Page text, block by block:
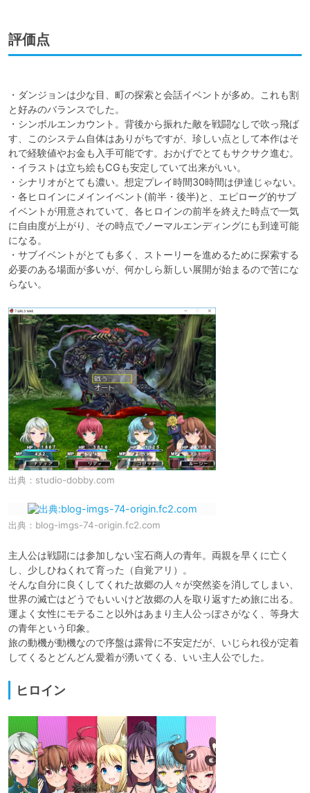
評価点
・ダンジョンは少な目、町の探索と会話イベントが多め。これも割
と好みのバランスでした。
・シンボルエンカウント。背後から振れた敵を戦闘なしで吹っ飛ば
す、このシステム自体はありがちですが、珍しい点として本作はそ
れで経験値やお金も入手可能です。おかげでとてもサクサク進む。
・イラストは立ち絵もCGも安定していて出来がいい。
・シナリオがとても濃い。想定プレイ時間30時間は伊達じゃない。
・各ヒロインにメインイベント(前半・後半)と、エピローグ的サブ
イベントが用意されていて、各ヒロインの前半を終えた時点で一気
に自由度が上がり、その時点でノーマルエンディングにも到達可能
になる。
・サブイベントがとても多く、ストーリーを進めるために探索する
必要のある場面が多いが、何かしら新しい展開が始まるので苦にな
出典： studio-dobby.com
出典： blog-imgs-74-origin.fc2.com
主人公は戦闘には参加しない宝石商人の青年。両親を早くに亡く
し、少しひねくれて育った（自覚アリ）。
そんな自分に良くしてくれた故郷の人々が突然姿を消してしまい、
世界の滅亡はどうでもいいけど故郷の人を取り返すため旅に出る。
運よく女性にモテること以外はあまり主人公っぽさがなく、等身大
の青年という印象。
旅の動機が動機なので序盤は露骨に不安定だが、いじられ役が定着
してくるとどんどん愛着が湧いてくる、いい主人公でした。
ヒロイン